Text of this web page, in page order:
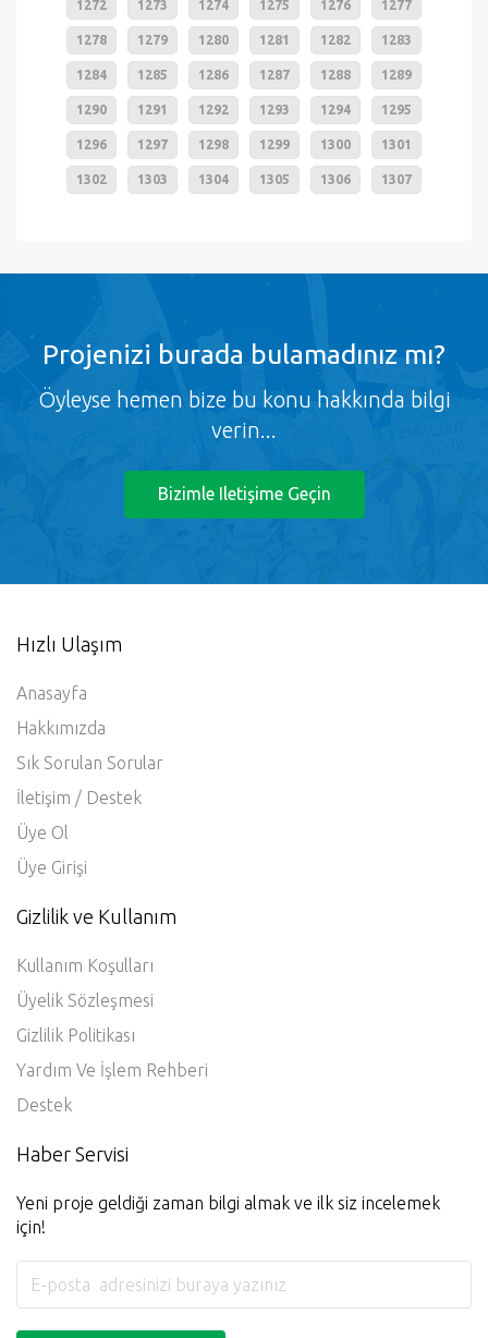
1272 1273 1274 1275 1276 1277
1278 1279 1280 1281 1282 1283
1284 1285 1286 1287 1288 1289
1290 1291 1292 1293 1294 1295
1296 1297 1298 1299 1300 1301
1302 1303 1304 1305 1306 1307
Projenizi burada bulamadınız mı?
Öyleyse hemen bize bu konu hakkında bilgi
verin...
Bizimle Iletişime Geçin
Hızlı Ulaşım
Anasayfa
Hakkımızda
Sık Sorulan Sorular
İletişim / Destek
Üye Ol
Üye Girişi
Gizlilik ve Kullanım
Kullanım Koşulları
Üyelik Sözleşmesi
Gizlilik Politikası
Yardım Ve İşlem Rehberi
Destek
Haber Servisi
Yeni proje geldiği zaman bilgi almak ve ilk siz incelemek
için!